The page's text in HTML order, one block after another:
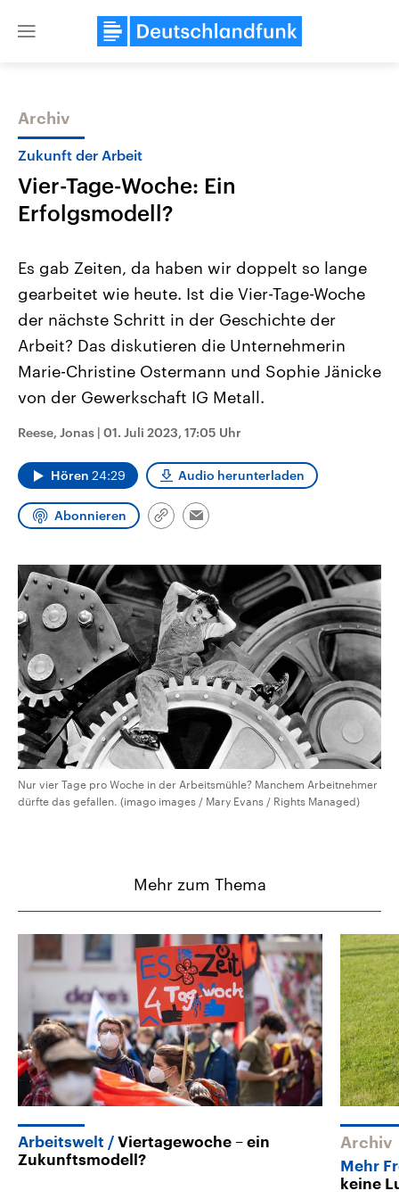
Close
Themen
Landtagswahl Sachsen-Anhalt
2026
Alle Informationen
Sachsen-Anhalt wählt am 6.
September 2026 einen neuen
Landtag. Seit 2021 wird das
Bundesland von einer Koalition aus
Umfragen, Prognosen,
Wahlprogramme, aktuelle Berichte
und Kandidaten der anstehenden
Wahl.
USA
Aktuelle Beiträge,
Hintergründe
Wirtschaftlich und
gehören die Vereinigten
den mächtigsten Ländern
mit großem Einfluss auf
Archiv
Zukunft der Arbeit
Vier-Tage-Woche: Ein
Erfolgsmodell?
Es gab Zeiten, da haben wir doppelt so lange
gearbeitet wie heute. Ist die Vier-Tage-Woche
der nächste Schritt in der Geschichte der
Arbeit? Das diskutieren die Unternehmerin
Marie-Christine Ostermann und Sophie Jänicke
von der Gewerkschaft IG Metall.
Reese, Jonas | 01. Juli 2023, 17:05 Uhr
Hören 24:29 Audio herunterladen
Abonnieren
Link
Email
Nur vier Tage pro Woche in der Arbeitsmühle? Manchem Arbeitnehmer
dürfte das gefallen. (imago images / Mary Evans / Rights Managed)
Mehr zum Thema
Arbeitswelt
Viertagewoche – ein
Zukunftsmodell?
Archiv
Mehr
keine